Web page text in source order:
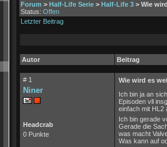
Forum > Half-Life Serie > Half-Life 3 > Wie
Status: Offen
Letzter Beitrag
Autor Beitrag
# 1
Niner
Headcrab
0 Punkte
Wie wird es
Ich bin ja an
Episoden vll
einfach mit HL2
Ich bin gerade
Gerade die
was macht
Was kann auf